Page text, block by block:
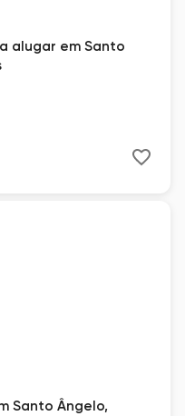
alugar em Santo
Santo Ângelo,